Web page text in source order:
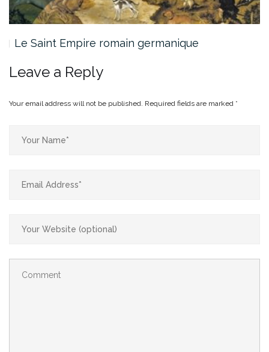
Le Saint Empire romain germanique
Leave a Reply
Your email address will not be published. Required fields are marked *